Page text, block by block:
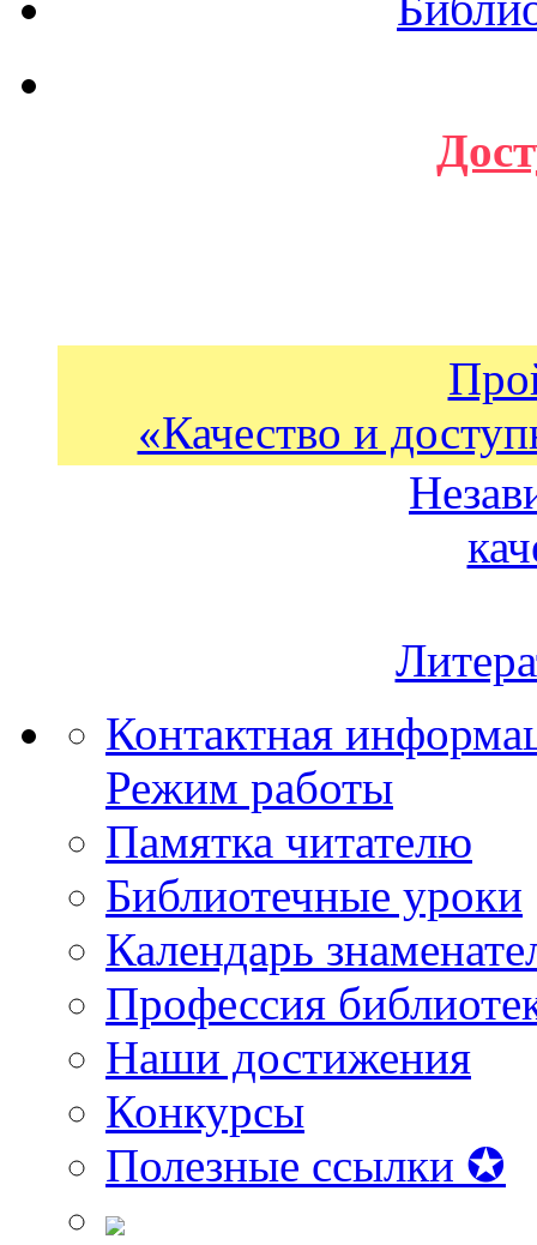
«Качество и
Контактная
Режим работы
Памятка читателю
Библиотечные уроки
Календарь
Профессия
Наши достижения
Конкурсы
Полезные ссылки ✪